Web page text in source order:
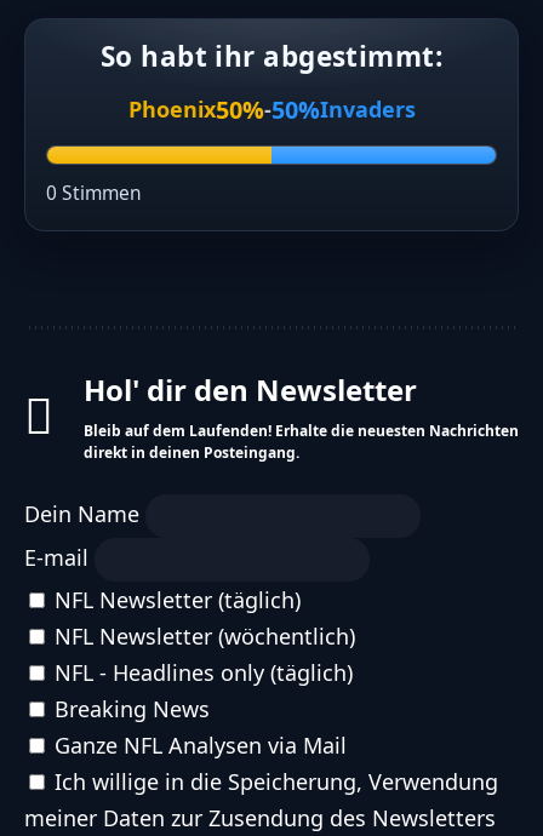
So habt ihr abgestimmt:
Hol' dir den Newsletter
Bleib auf dem Laufenden! Erhalte die neuesten
NFL Newsletter (täglich)
NFL Newsletter (wöchentlich)
NFL - Headlines only (täglich)
Breaking News
Ganze NFL Analysen via Mail
Ich willige in die Speicherung, Verwendung